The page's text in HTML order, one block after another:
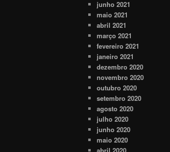
junho 2021
maio 2021
abril 2021
março 2021
fevereiro 2021
janeiro 2021
dezembro 2020
novembro 2020
outubro 2020
setembro 2020
agosto 2020
julho 2020
junho 2020
maio 2020
abril 2020